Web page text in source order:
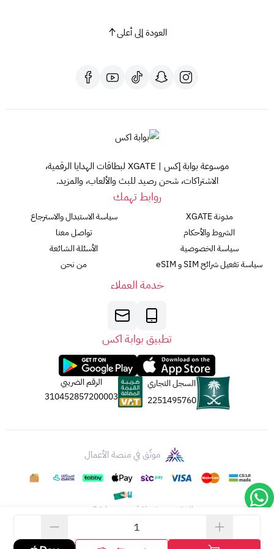
هذا المنتج مخصص لحسابات ستيم السعودية.
العودة إلى أعلى
موسوعة بوابة إكس | XGATE لبطاقات الهدايا الرقمية،
الاشتراكات، شحن رصيد للبث والألعاب، والمزيد.
روابط تهمك
مدونة XGATE
الشروط والأحكام
سياسة الخصوصية
سياسة تفعيل شرائح SIM و eSIM
سياسة الاستبدال والاسترجاع
تواصل معنا
الأسئلة الشائعة
من نحن
خدمة العملاء
تطبيق بوابة اكس
السجل التجاري
2251495760
الرقم الضريبي
310452857200003
موثّق في منصة الأعمال
الحقوق محفوظة | 2026 بوابة اكس